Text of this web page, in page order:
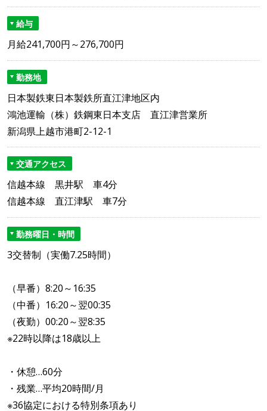
給与
月給241,700円～276,700円
勤務地
日本製鉄東日本製鉄所直江津地区内
鴻池運輸（株）鉄鋼東日本支店 直江津営業所
新潟県上越市港町2-12-1
交通アクセス
信越本線 黒井駅 車4分
信越本線 直江津駅 車7分
勤務曜日・時間
3交替制（実働7.25時間）
（早番）8:20～16:35
（中番）16:20～翌00:35
（夜勤）00:20～翌8:35
※22時以降は18歳以上
・休憩…60分
・残業…平均20時間/月
※36協定における特別条項あり